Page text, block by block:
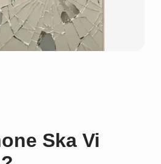
Ska Vi